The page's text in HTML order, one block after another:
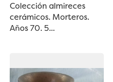
Colección almireces
cerámicos. Morteros.
Años 70. 5...